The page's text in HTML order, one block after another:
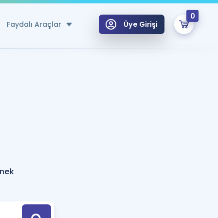
Faydalı Araçlar
Hesaplama Aracı
için Öneriler
Tek Takvimde
Üye Girişi
0